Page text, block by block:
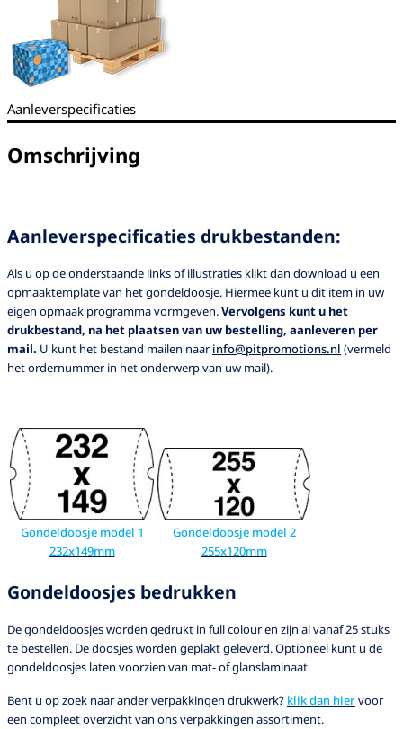
Aanleverspecificaties
Omschrijving
Aanleverspecificaties drukbestanden:
Als u op de onderstaande links of illustraties klikt dan download u een
opmaaktemplate van het gondeldoosje. Hiermee kunt u dit item in uw
eigen opmaak programma vormgeven.Vervolgens kunt u het
drukbestand, na het plaatsen van uw bestelling, aanleveren per
mail. U kunt het bestand mailen naarinfo@pitpromotions.nl (vermeld
het ordernummer in het onderwerp van uw mail).
Gondeldoosje model 1
232x149mm
Gondeldoosje model 2
255x120mm
Gondeldoosjes bedrukken
De gondeldoosjes worden gedrukt in full colour en zijn al vanaf 25 stuks
te bestellen. De doosjes worden geplakt geleverd. Optioneel kunt u de
gondeldoosjes laten voorzien van mat- of glanslaminaat.
Bent u op zoek naar ander verpakkingen drukwerk? klik dan hiervoor
een compleet overzicht van ons verpakkingen assortiment.